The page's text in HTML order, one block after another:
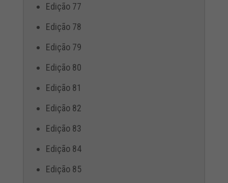
Edição 77
Edição 78
Edição 79
Edição 80
Edição 81
Edição 82
Edição 83
Edição 84
Edição 85